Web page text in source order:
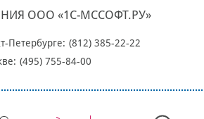
ООО «1С-МССОФТ.РУ»
Петербурге: (812) 385-22-22
(495) 755-84-00